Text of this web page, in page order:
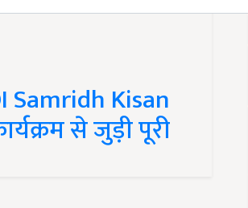
Samridh Kisan
से जुड़ी पूरी